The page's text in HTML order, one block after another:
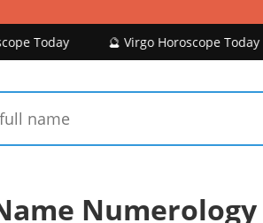
🔮 Virgo Horoscope Today 🔮